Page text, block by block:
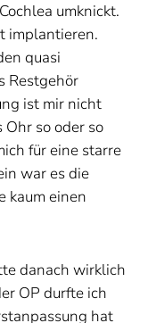
umknickt.
implantieren.
quasi
Restgehör
ist mir nicht
so oder so
für eine starre
war es die
kaum einen
danach wirklich
OP durfte ich
hat